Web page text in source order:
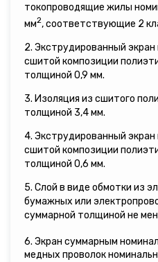
токопроводящие жилы
мм2, соответствующие 2
2. Экструдированный
сшитой композиции
толщиной 0,9 мм.
3. Изоляция из сшитого
толщиной 3,4 мм.
4. Экструдированный
сшитой композиции
толщиной 0,6 мм.
5. Слой в виде обмотки из
бумажных или
суммарной толщиной не
6. Экран суммарным
медных проволок